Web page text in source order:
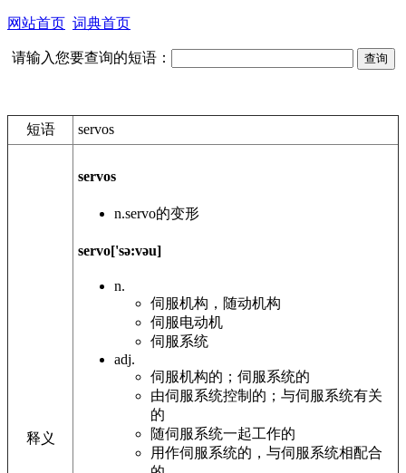
网站首页 词典首页
请输入您要查询的短语：
短语 servos
释义
servos
n.servo的变形
servo['sə:vəu]
n.
伺服机构，随动机构
伺服电动机
伺服系统
adj.
伺服机构的；伺服系统的
由伺服系统控制的；与伺服系统有关
的
随伺服系统一起工作的
用作伺服系统的，与伺服系统相配合